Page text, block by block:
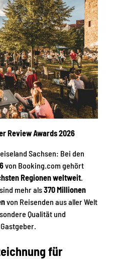
Review Awards 2026
Sachsen: Bei den
von Booking.com gehört
Regionen weltweit
mehr als370 Millionen
von Reisenden aus aller Welt
Qualität und
für